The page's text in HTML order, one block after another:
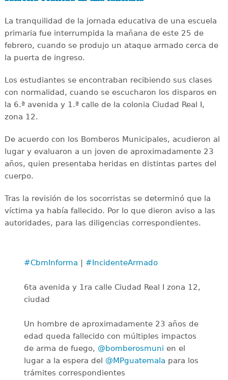
La tranquilidad de la jornada educativa de una escuela
primaria fue interrumpida la mañana de este 25 de
febrero, cuando se produjo un ataque armado cerca de
la puerta de ingreso.
Los estudiantes se encontraban recibiendo sus clases
con normalidad, cuando se escucharon los disparos en
la 6.ª avenida y 1.ª calle de la colonia Ciudad Real I,
zona 12.
De acuerdo con los Bomberos Municipales, acudieron al
lugar y evaluaron a un joven de aproximadamente 23
años, quien presentaba heridas en distintas partes del
cuerpo.
Tras la revisión de los socorristas se determinó que la
víctima ya había fallecido. Por lo que dieron aviso a las
autoridades, para las diligencias correspondientes.
#CbmInforma | #IncidenteArmado
6ta avenida y 1ra calle Ciudad Real I zona 12,
ciudad
Un hombre de aproximadamente 23 años de
edad queda fallecido con múltiples impactos
de arma de fuego, @bomberosmuni en el
lugar a la espera del @MPguatemala para los
trámites correspondientes